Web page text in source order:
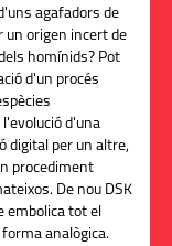
agafadors de
un origen incert de
homínids? Pot
d'un procés
d'una
digital per un altre,
procediment
De nou DSK
embolica tot el
analògica.